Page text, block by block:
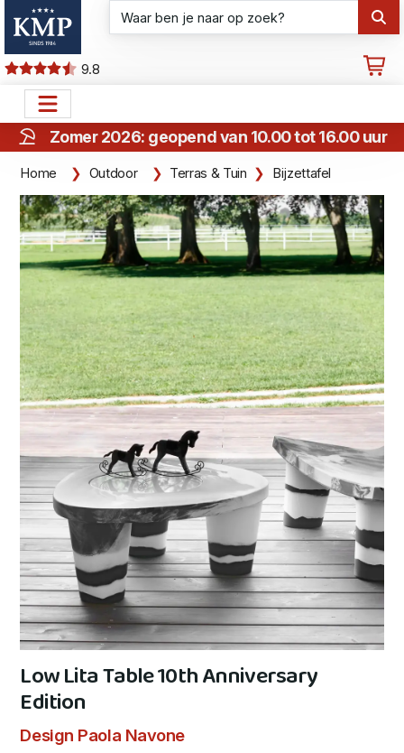
9.8
Zomer 2026: geopend van 10.00 tot 16.00 uur
Home Outdoor Terras & Tuin Bijzettafel
Low Lita Table 10th Anniversary
Edition
Design Paola Navone